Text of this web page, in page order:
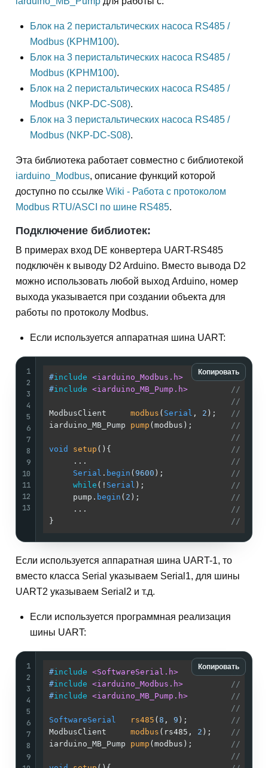
Блок на 2 перистальтическиx насоса RS485 /
Modbus (KPHM100).
Блок на 3 перистальтическиx насоса RS485 /
Modbus (KPHM100).
Блок на 2 перистальтическиx насоса RS485 /
Modbus (NKP-DC-S08).
Блок на 3 перистальтическиx насоса RS485 /
Modbus (NKP-DC-S08).
Эта библиотека работает совместно с библиотекой
iarduino_Modbus, описание функций которой
доступно по ссылке Wiki - Работа с протоколом
Modbus RTU/ASCI по шине RS485.
Подключение библиотек:
В примерах вход DE конвертера UART-RS485
подключён к выводу D2 Arduino. Вместо вывода D2
можно использовать любой выход Arduino, номер
выхода указывается при создании объекта для
работы по протоколу Modbus.
Если используется аппаратная шина UART:
Копировать
1
2
3
4
5
6
7
8
9
10
11
12
13
#include <iarduino_Modbus.h>
//
#include <iarduino_MB_Pump.h>
//
//
ModbusClient modbus ( Serial , 2 ) ;
//
iarduino_MB_Pump pump (modbus) ;
//
//
void
setup () {
//
     ...
//
Serial . begin ( 9600 );
//
while (! Serial );
//
     pump.
begin ( 2 );
//
     ...
//
}
//
Если используется аппаратная шина UART-1, то
вместо класса Serial указываем Serial1, для шины
UART2 указываем Serial2 и т.д.
Если используется программная реализация
шины UART:
Копировать
1
2
3
4
5
6
7
8
9
#include <SoftwareSerial.h>
//
#include <iarduino_Modbus.h>
//
#include <iarduino_MB_Pump.h>
//
//
SoftwareSerial
rs485 ( 8 , 9 ) ;
//
ModbusClient modbus (rs485, 2 ) ;
//
iarduino_MB_Pump pump (modbus) ;
//
//